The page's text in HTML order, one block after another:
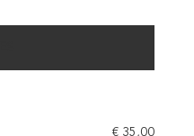
€ 35,00